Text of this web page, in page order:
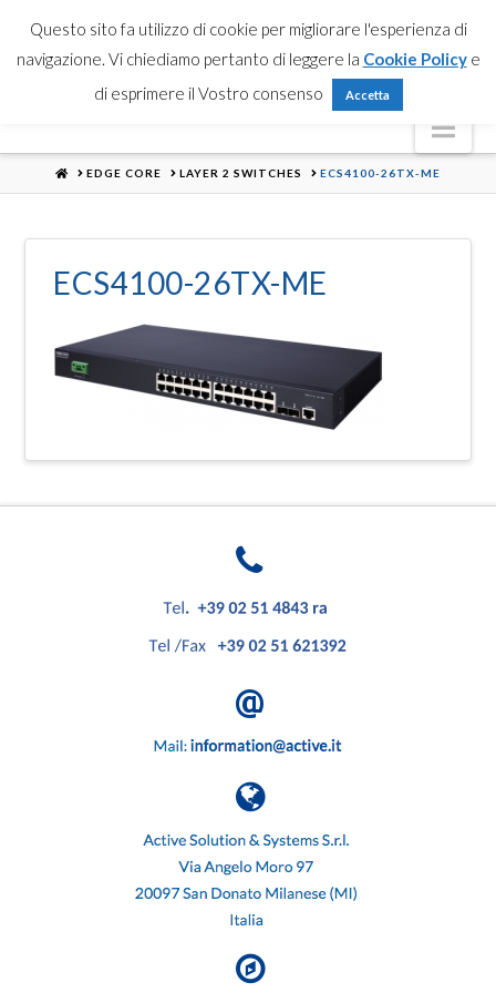
HOMEEDGE CORE LAYER 2 SWITCHES ECS4100-26TX-ME
ECS4100-26TX-ME
Questo sito fa utilizzo di cookie per migliorare l'esperienza di
navigazione. Vi chiediamo pertanto di leggere la Cookie Policye
di esprimere il Vostro consenso
Accetta